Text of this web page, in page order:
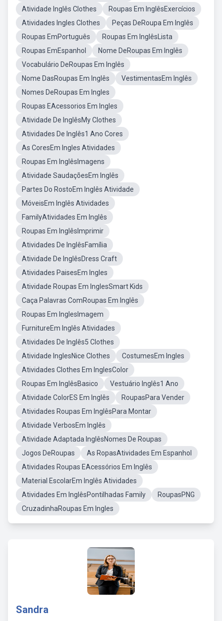
Atividade Inglês Clothes
Roupas Em InglêsExercícios
Atividades Ingles Clothes
Peças DeRoupa Em Inglês
Roupas EmPortuguês
Roupas Em InglêsLista
Roupas EmEspanhol
Nome DeRoupas Em Inglês
Vocabulário DeRoupas Em Inglês
Nome DasRoupas Em Inglês
VestimentasEm Inglês
Nomes DeRoupas Em Ingles
Roupas EAcessorios Em Ingles
Atividade De InglêsMy Clothes
Atividades De Inglês1 Ano Cores
As CoresEm Ingles Atividades
Roupas Em InglêsImagens
Atividade SaudaçõesEm Inglês
Partes Do RostoEm Inglês Atividade
MóveisEm Inglês Atividades
FamilyAtividades Em Inglês
Roupas Em InglêsImprimir
Atividades De InglêsFamília
Atividade De InglêsDress Craft
Atividades PaisesEm Ingles
Atividade Roupas Em InglesSmart Kids
Caça Palavras ComRoupas Em Inglês
Roupas Em InglesImagem
FurnitureEm Inglês Atividades
Atividades De Inglês5 Clothes
Atividade InglesNice Clothes
CostumesEm Ingles
Atividades Clothes Em InglesColor
Roupas Em InglêsBasico
Vestuário Inglês1 Ano
Atividade ColorES Em Inglês
RoupasPara Vender
Atividades Roupas Em InglêsPara Montar
Atividade VerbosEm Inglês
Atividade Adaptada InglêsNomes De Roupas
Jogos DeRoupas
As RopasAtividades Em Espanhol
Atividades Roupas EAcessórios Em Inglês
Material EscolarEm Inglês Atividades
Atividades Em InglêsPontilhadas Family
RoupasPNG
CruzadinhaRoupas Em Ingles
Sandra